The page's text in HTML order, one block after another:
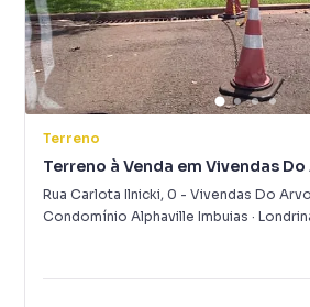
Terreno
Terreno à Venda em Vivendas
Rua Carlota Ilnicki, 0 - Vivendas Do
Condomínio Alphaville Imbuias ·